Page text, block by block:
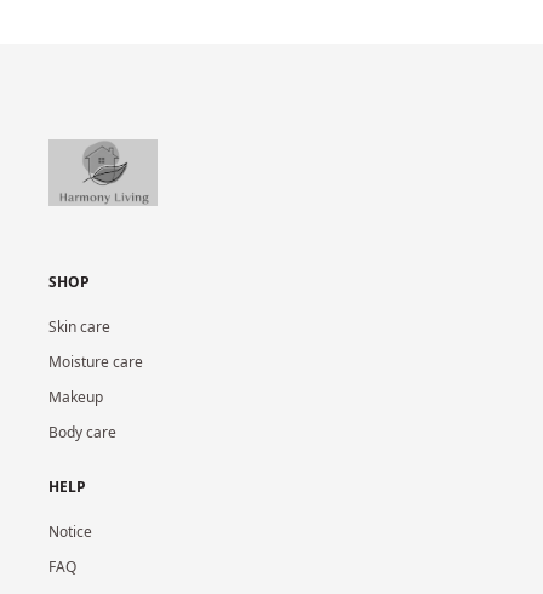
SHOP
Skin care
Moisture care
Makeup
Body care
HELP
Notice
FAQ